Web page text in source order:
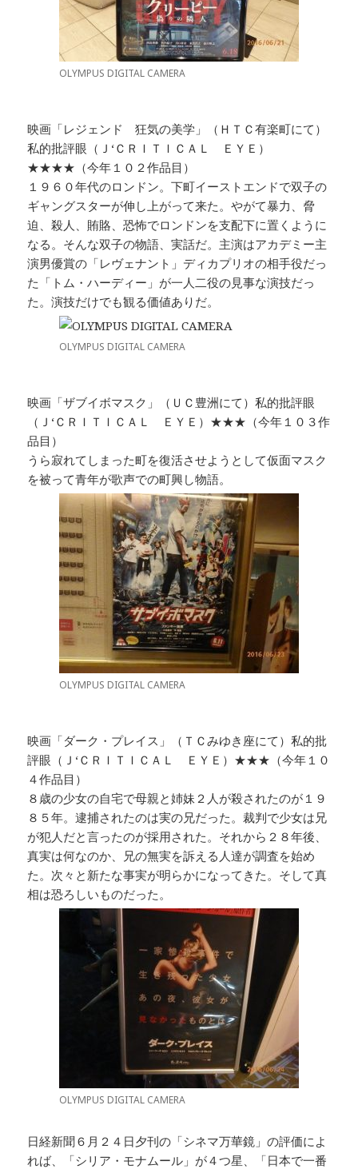
OLYMPUS DIGITAL CAMERA
映画「レジェンド 狂気の美学」（ＨＴＣ有楽町にて）
私的批評眼（Ｊ‘ＣＲＩＴＩＣＡＬ ＥＹＥ）
★★★★（今年１０２作品目）
１９６０年代のロンドン。下町イーストエンドで双子の
ギャングスターが伸し上がって来た。やがて暴力、脅
迫、殺人、賄賂、恐怖でロンドンを支配下に置くように
なる。そんな双子の物語、実話だ。主演はアカデミー主
演男優賞の「レヴェナント」ディカプリオの相手役だっ
た「トム・ハーディー」が一人二役の見事な演技だっ
た。演技だけでも観る価値ありだ。
OLYMPUS DIGITAL CAMERA
映画「ザブイボマスク」（ＵＣ豊洲にて）私的批評眼
（Ｊ‘ＣＲＩＴＩＣＡＬ ＥＹＥ）★★★（今年１０３作
品目）
うら寂れてしまった町を復活させようとして仮面マスク
を被って青年が歌声での町興し物語。
OLYMPUS DIGITAL CAMERA
映画「ダーク・プレイス」（ＴＣみゆき座にて）私的批
評眼（Ｊ‘ＣＲＩＴＩＣＡＬ ＥＹＥ）★★★（今年１０
４作品目）
８歳の少女の自宅で母親と姉妹２人が殺されたのが１９
８５年。逮捕されたのは実の兄だった。裁判で少女は兄
が犯人だと言ったのが採用された。それから２８年後、
真実は何なのか、兄の無実を訴える人達が調査を始め
た。次々と新たな事実が明らかになってきた。そして真
相は恐ろしいものだった。
OLYMPUS DIGITAL CAMERA
日経新聞６月２４日夕刊の「シネマ万華鏡」の評価によ
れば、「シリア・モナムール」が４つ星、「日本で一番